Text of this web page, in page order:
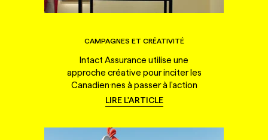
CAMPAGNES ET CRÉATIVITÉ
Intact Assurance utilise une
approche créative pour inciter les
Canadien·nes à passer à l'action
LIRE L'ARTICLE